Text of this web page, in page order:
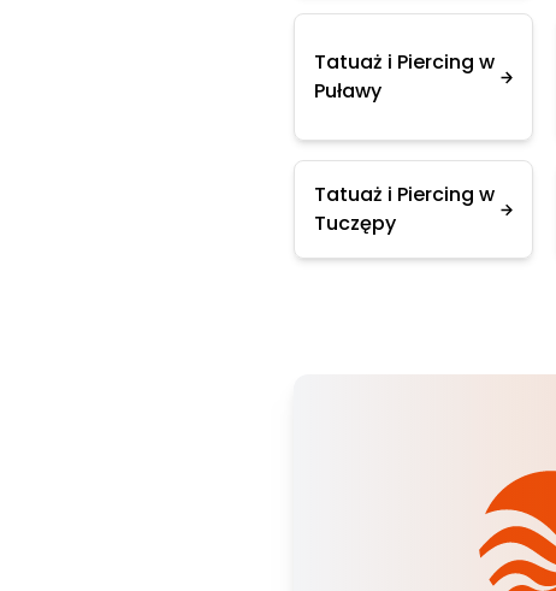
Tatuaż i Piercing w
Puławy
Tatuaż i Piercing w
Tuczępy